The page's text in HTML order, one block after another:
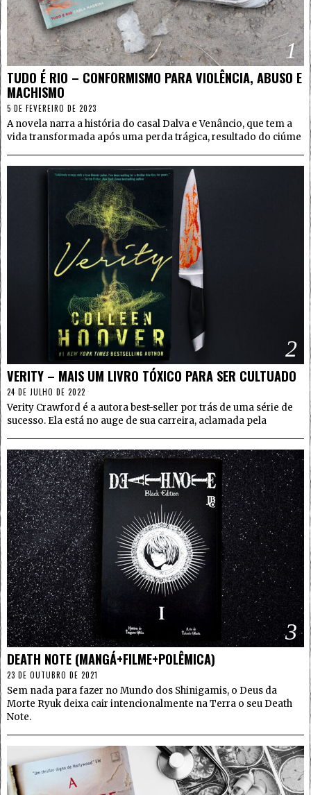
1
TUDO É RIO – CONFORMISMO PARA VIOLÊNCIA, ABUSO E
MACHISMO
5 DE FEVEREIRO DE 2023
A novela narra a história do casal Dalva e Venâncio, que tem a
vida transformada após uma perda trágica, resultado do ciúme
2
VERITY – MAIS UM LIVRO TÓXICO PARA SER CULTUADO
24 DE JULHO DE 2022
Verity Crawford é a autora best-seller por trás de uma série de
sucesso. Ela está no auge de sua carreira, aclamada pela
3
DEATH NOTE (MANGÁ+FILME+POLÊMICA)
23 DE OUTUBRO DE 2021
Sem nada para fazer no Mundo dos Shinigamis, o Deus da
Morte Ryuk deixa cair intencionalmente na Terra o seu Death
Note.